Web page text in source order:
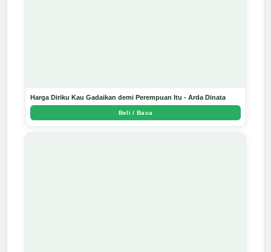
Harga Diriku Kau Gadaikan demi Perempuan Itu - Arda Dinata
Beli / Baca